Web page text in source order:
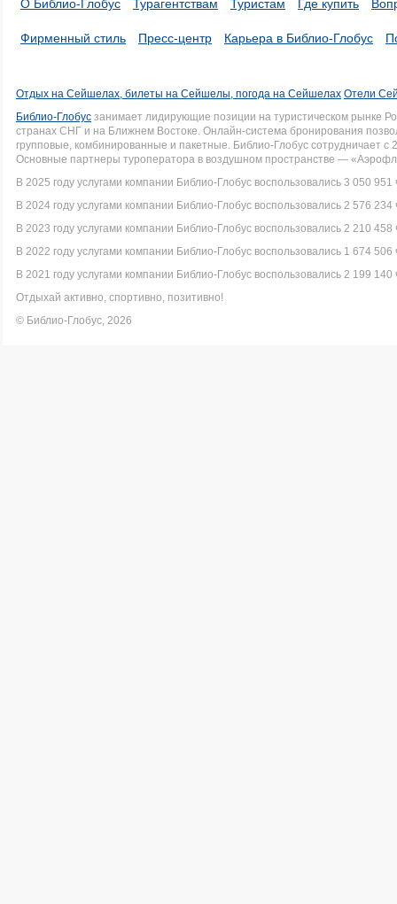
О Библио-Глобус Турагентствам Туристам Где купить
Фирменный стиль Пресс-центр Карьера в Библио-Глобус
Отдых на Сейшелах, билеты на Сейшелы, погода на Сейшелах Отели
Библио-Глобус занимает лидирующие позиции на туристическом рынке
странах СНГ и на Ближнем Востоке. Онлайн-система бронирования
групповые, комбинированные и пакетные. Библио-Глобус сотрудничает
Основные партнеры туроператора в воздушном пространстве —
В 2025 году услугами компании Библио-Глобус воспользовались 3 050 951
В 2024 году услугами компании Библио-Глобус воспользовались 2 576 234
В 2023 году услугами компании Библио-Глобус воспользовались 2 210 458
В 2022 году услугами компании Библио-Глобус воспользовались 1 674 506
В 2021 году услугами компании Библио-Глобус воспользовались 2 199 140
Отдыхай активно, спортивно, позитивно!
© Библио-Глобус, 2026